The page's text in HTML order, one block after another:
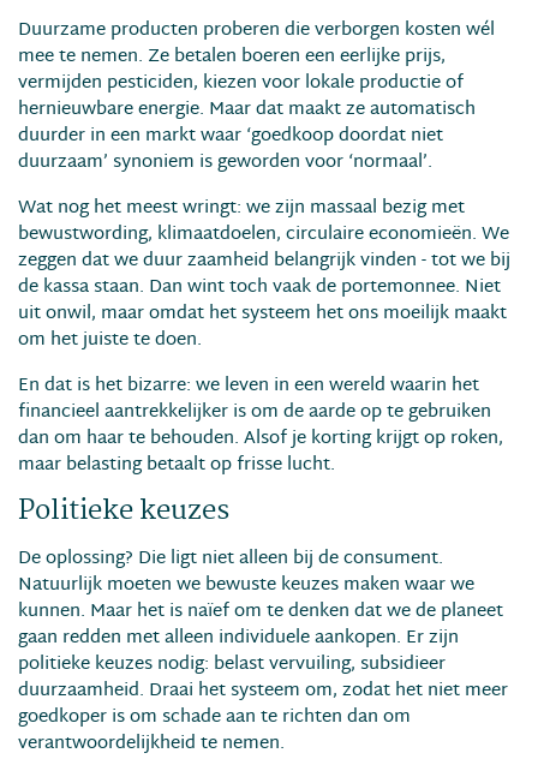
Duurzame producten proberen die verborgen kosten wél
mee te nemen. Ze betalen boeren een eerlijke prijs,
vermijden pesticiden, kiezen voor lokale productie of
hernieuwbare energie. Maar dat maakt ze automatisch
duurder in een markt waar ‘goedkoop doordat niet
duurzaam’ synoniem is geworden voor ‘normaal’.
Wat nog het meest wringt: we zijn massaal bezig met
bewustwording, klimaatdoelen, circulaire economieën. We
zeggen dat we duur zaamheid belangrijk vinden - tot we bij
de kassa staan. Dan wint toch vaak de portemonnee. Niet
uit onwil, maar omdat het systeem het ons moeilijk maakt
om het juiste te doen.
En dat is het bizarre: we leven in een wereld waarin het
financieel aantrekkelijker is om de aarde op te gebruiken
dan om haar te behouden. Alsof je korting krijgt op roken,
maar belasting betaalt op frisse lucht.
Politieke keuzes
De oplossing? Die ligt niet alleen bij de consument.
Natuurlijk moeten we bewuste keuzes maken waar we
kunnen. Maar het is naïef om te denken dat we de planeet
gaan redden met alleen individuele aankopen. Er zijn
politieke keuzes nodig: belast vervuiling, subsidieer
duurzaamheid. Draai het systeem om, zodat het niet meer
goedkoper is om schade aan te richten dan om
verantwoordelijkheid te nemen.